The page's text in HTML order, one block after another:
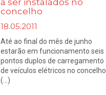
concelho
18.05.2011
Até ao final do mês de junho
estarão em funcionamento seis
pontos duplos de carregamento
de veículos elétricos no concelho.
(...)